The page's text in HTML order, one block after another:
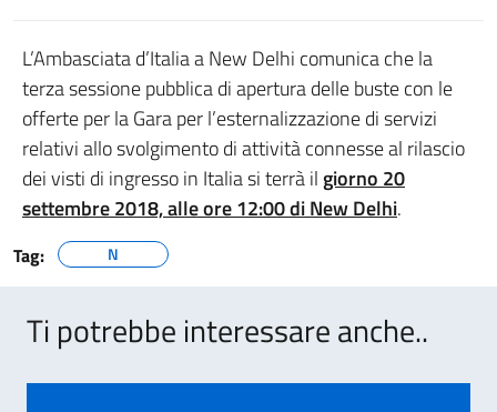
L’Ambasciata d’Italia a New Delhi comunica che la
terza sessione pubblica di apertura delle buste con le
offerte per la Gara per l’esternalizzazione di servizi
relativi allo svolgimento di attività connesse al rilascio
dei visti di ingresso in Italia si terrà il giorno 20
settembre 2018, alle ore 12:00 di New Delhi.
Tag: N
Ti potrebbe interessare anche..